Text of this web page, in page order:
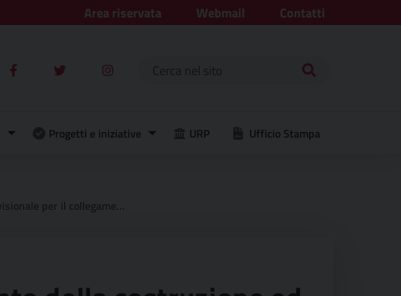
Area riservata Webmail Contatti
Ricerca per:
Progetti e iniziative URP Ufficio Stampa